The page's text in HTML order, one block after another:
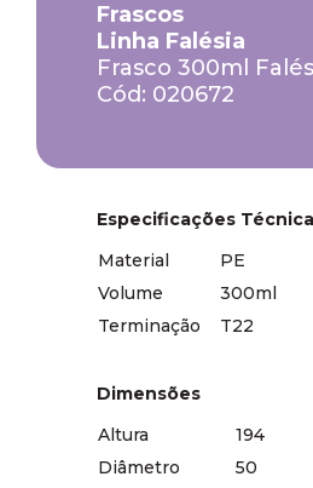
Frascos
Linha Falésia
Frasco 300ml
Cód: 020672
Especificações
Material
PE
Volume
300ml
Terminação
T22
Dimensões
Altura
194
Diâmetro
50